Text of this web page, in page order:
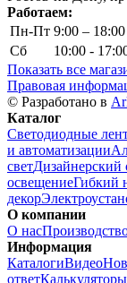
Работаем:
Пн-Пт 9:00 – 18:00
Сб
10:00 -
Показать все
Правовая
© Разработано в
Каталог
Светодиодные
и автоматизации
светДизайнерский
освещениеГибкий
декор
О компании
О нас
Информация
КаталогиВидео
ответКалькуляторы